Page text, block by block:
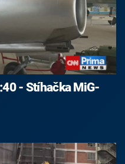
- Stíhačka MiG-